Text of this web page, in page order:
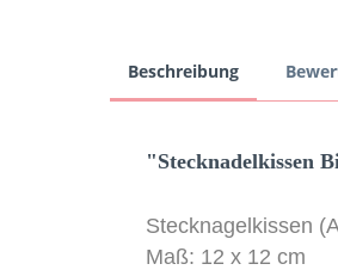
Beschreibung
"Stecknadelkissen
Stecknagelkissen
Maß: 12 x 12 cm